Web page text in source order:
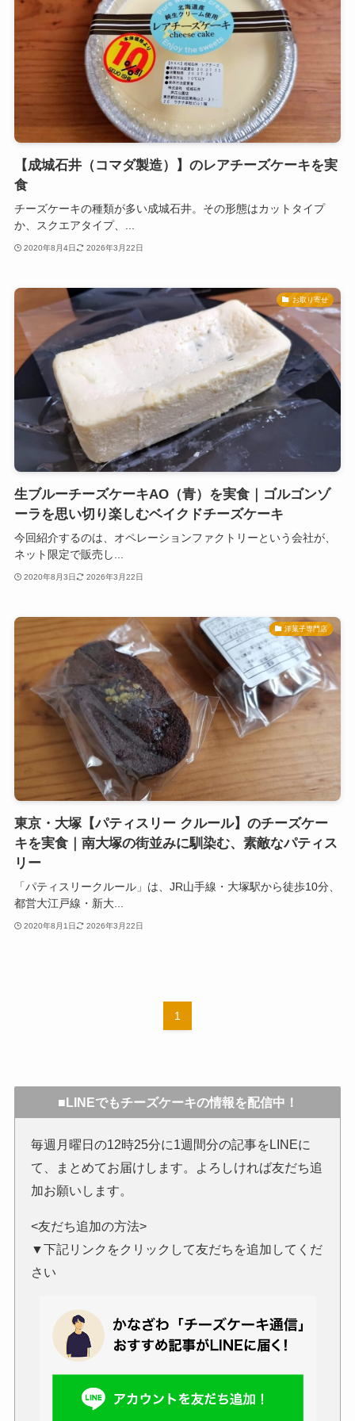
【成城石井（コマダ製造）】のレアチーズケーキを実
食
チーズケーキの種類が多い成城石井。その形態はカットタイプ
か、スクエアタイプ、...
2020年8月4日 2026年3月22日
お取り寄せ
生ブルーチーズケーキAO（青）を実食｜ゴルゴンゾ
ーラを思い切り楽しむベイクドチーズケーキ
今回紹介するのは、オペレーションファクトリーという会社が、
ネット限定で販売し...
2020年8月3日 2026年3月22日
洋菓子専門店
東京・大塚【パティスリー クルール】のチーズケー
キを実食｜南大塚の街並みに馴染む、素敵なパティス
リー
「パティスリークルール」は、JR山手線・大塚駅から徒歩10分、
都営大江戸線・新大...
2020年8月1日 2026年3月22日
1
■LINEでもチーズケーキの情報を配信中！
毎週月曜日の12時25分に1週間分の記事をLINEに
て、まとめてお届けします。よろしければ友だち追
加お願いします。
<友だち追加の方法>
▼下記リンクをクリックして友だちを追加してくだ
さい